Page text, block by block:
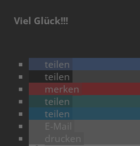
Viel Glück!!!
teilen
teilen
merken
teilen
teilen
E-Mail
drucken